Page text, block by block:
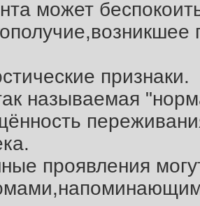
может
признаки.
называемая
проявления